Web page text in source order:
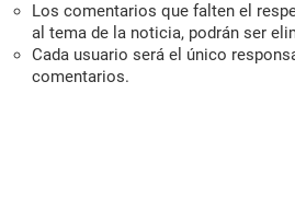
Los comentarios que falten el
al tema de la noticia, podrán ser
Cada usuario será el único
comentarios.